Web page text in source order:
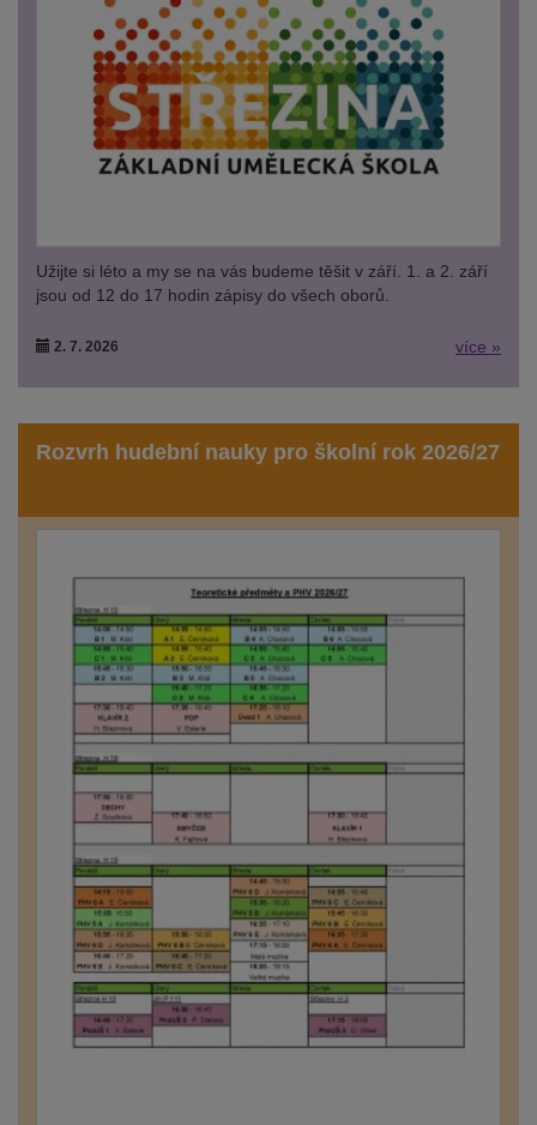
Užijte si léto a my se na vás budeme těšit v září. 1. a 2. září
jsou od 12 do 17 hodin zápisy do všech oborů.
2. 7. 2026 více »
Rozvrh hudební nauky pro školní rok 2026/27